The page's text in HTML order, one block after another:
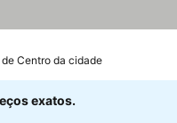
Centro da cidade
exatos.